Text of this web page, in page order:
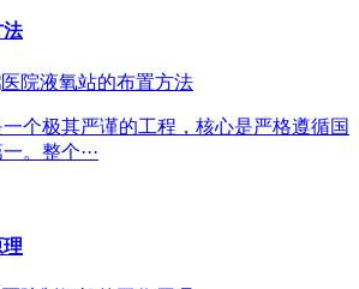
法
个极其严谨的工程，核心是严格遵循国
。整个···